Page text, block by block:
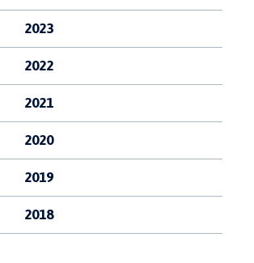
2023
2022
2021
2020
2019
2018